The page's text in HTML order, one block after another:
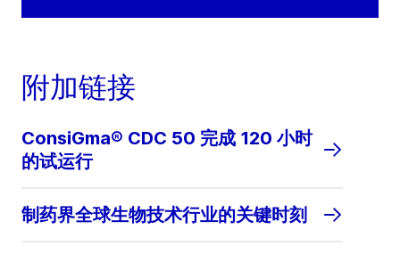
附加链接
ConsiGma® CDC 50 完成 120 小时
的试运行
制药界全球生物技术行业的关键时刻